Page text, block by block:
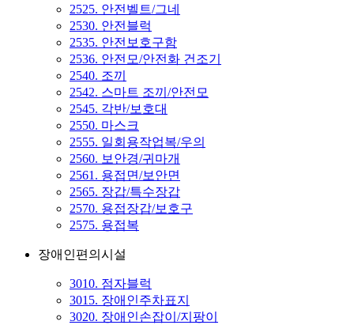
2525. 안전벨트/그네
2530. 안전블럭
2535. 안전보호구함
2536. 안전모/안전화 건조기
2540. 조끼
2542. 스마트 조끼/안전모
2545. 각반/보호대
2550. 마스크
2555. 일회용작업복/우의
2560. 보안경/귀마개
2561. 용접면/보안면
2565. 장갑/특수장갑
2570. 용접장갑/보호구
2575. 용접복
장애인편의시설
3010. 점자블럭
3015. 장애인주차표지
3020. 장애인손잡이/지팡이